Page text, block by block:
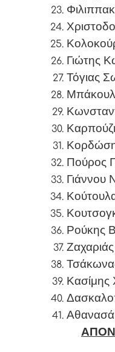
Γιώτης
Τόγιας
Πούρος
Γιάννου
Ρούκης